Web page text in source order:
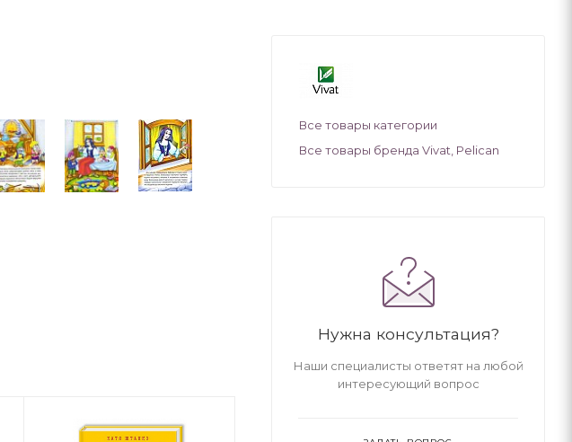
Все товары категории
Все товары бренда Vivat, Pelican
Нужна консультация?
Наши специалисты ответят на любой
интересующий вопрос